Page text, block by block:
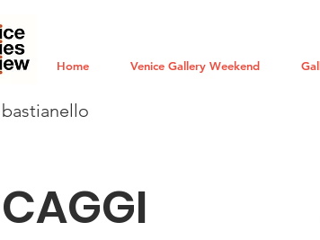
Home Venice Gallery Weekend